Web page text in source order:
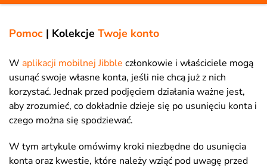
Pomoc | Kolekcje Twoje konto
W aplikacji mobilnej Jibble członkowie i właściciele mogą
usunąć swoje własne konta, jeśli nie chcą już z nich
korzystać. Jednak przed podjęciem działania ważne jest,
aby zrozumieć, co dokładnie dzieje się po usunięciu konta i
czego można się spodziewać.
W tym artykule omówimy kroki niezbędne do usunięcia
konta oraz kwestie, które należy wziąć pod uwagę przed